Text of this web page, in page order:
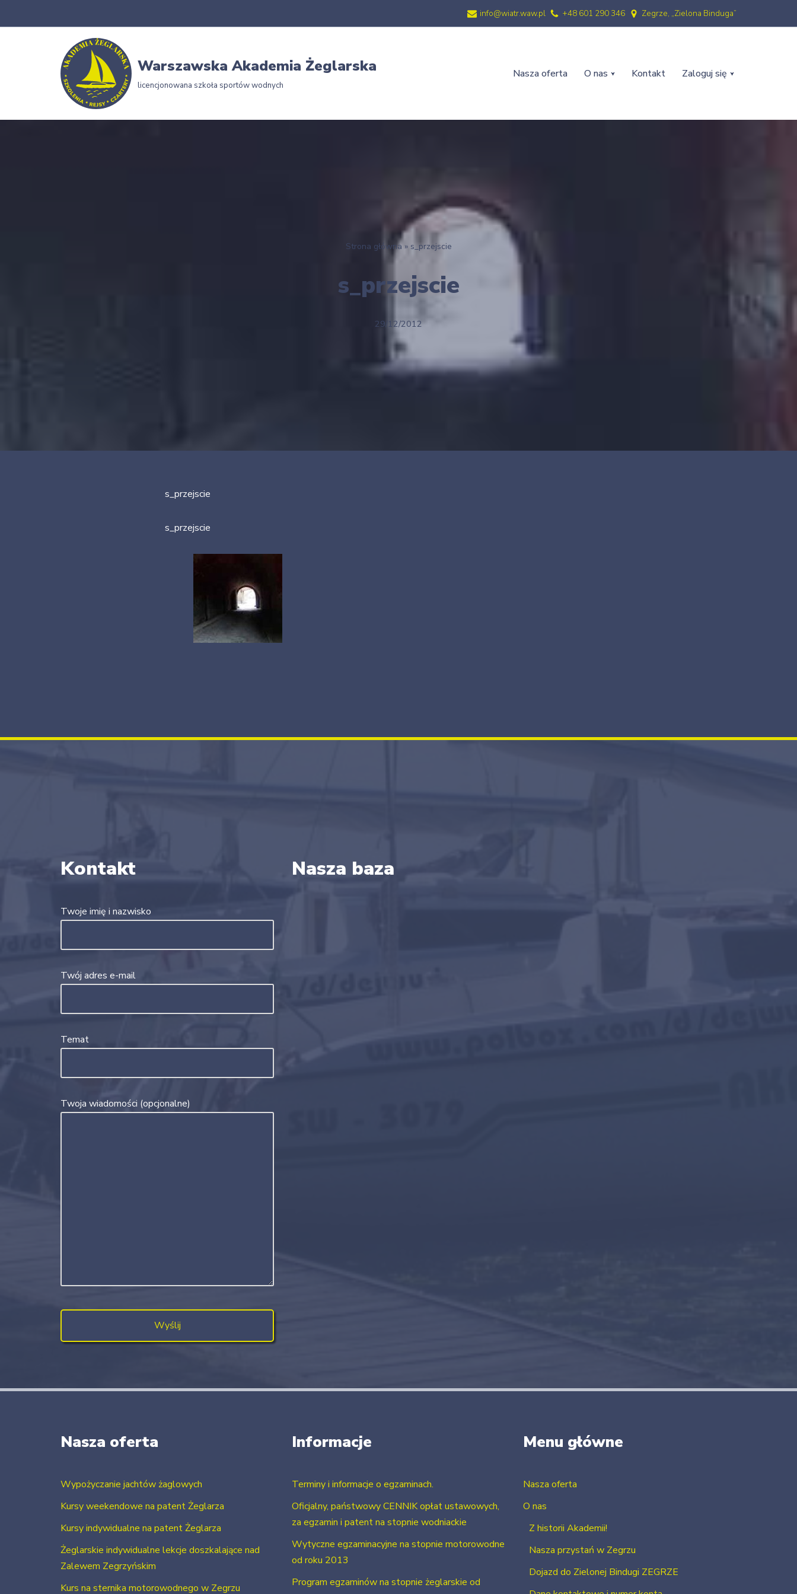
info@wiatr.waw.pl +48 601 290 346 Zegrze, „Zielona Binduga”
Warszawska Akademia Żeglarska
licencjonowana szkoła sportów wodnych
Nasza oferta O nas Kontakt Zaloguj się
Strona główna » s_przejscie
s_przejscie
29/12/2012
s_przejscie
s_przejscie
Kontakt
Twoje imię i nazwisko
Twój adres e-mail
Temat
Twoja wiadomości (opcjonalne)
Nasza baza
Nasza oferta
Wypożyczanie jachtów żaglowych
Kursy weekendowe na patent Żeglarza
Kursy indywidualne na patent Żeglarza
Żeglarskie indywidualne lekcje doszkalające nad
Zalewem Zegrzyńskim
Kurs na sternika motorowodnego w Zegrzu
Informacje
Terminy i informacje o egzaminach.
Oficjalny, państwowy CENNIK opłat ustawowych,
za egzamin i patent na stopnie wodniackie
Wytyczne egzaminacyjne na stopnie motorowodne
od roku 2013
Program egzaminów na stopnie żeglarskie od
Menu główne
Nasza oferta
O nas
Z historii Akademii!
Nasza przystań w Zegrzu
Dojazd do Zielonej Bindugi ZEGRZE